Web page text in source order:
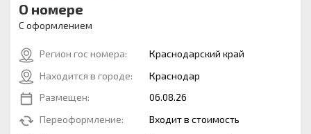
О номере
С оформлением
Регион гос номера:
Краснодарский край
Находится в городе:
Краснодар
Размещен:
06.08.26
Переоформление:
Входит в стоимость